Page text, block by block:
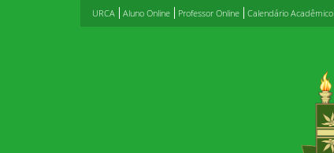
URCA Aluno Online Professor Online Calendário Acadêmico